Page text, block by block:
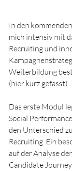
In den
mich intensiv mit
Recruiting und
Weiterbildung
(hier kurz gefasst):
Das erste Modul
Social
den Unterschied
Recruiting. Ein
auf der Analyse
Candidate